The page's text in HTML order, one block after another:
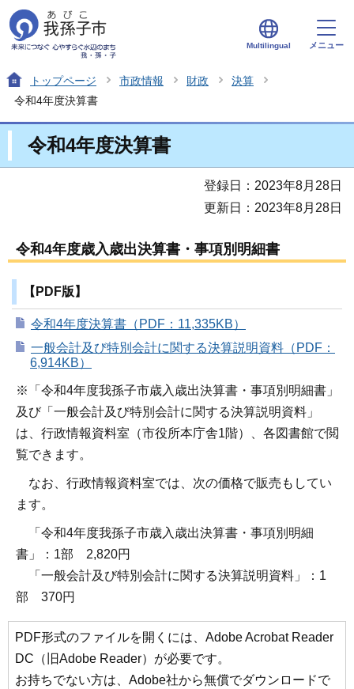
Multilingual メニュー
トップページ 市政情報 財政
決算
令和4年度決算書
令和4年度決算書
登録日：2023年8月28日
更新日：2023年8月28日
令和4年度歳入歳出決算書・事項別明細書
【PDF版】
令和4年度決算書（PDF：11,335KB）
一般会計及び特別会計に関する決算説明資料（PDF：
6,914KB）
※「令和4年度我孫子市歳入歳出決算書・事項別明細書」
及び「一般会計及び特別会計に関する決算説明資料」
は、行政情報資料室（市役所本庁舎1階）、各図書館で閲
覧できます。
なお、行政情報資料室では、次の価格で販売もしてい
ます。
「令和4年度我孫子市歳入歳出決算書・事項別明細
書」：1部 2,820円
「一般会計及び特別会計に関する決算説明資料」：1
部 370円
PDF形式のファイルを開くには、Adobe Acrobat Reader
DC（旧Adobe Reader）が必要です。
お持ちでない方は、Adobe社から無償でダウンロードで